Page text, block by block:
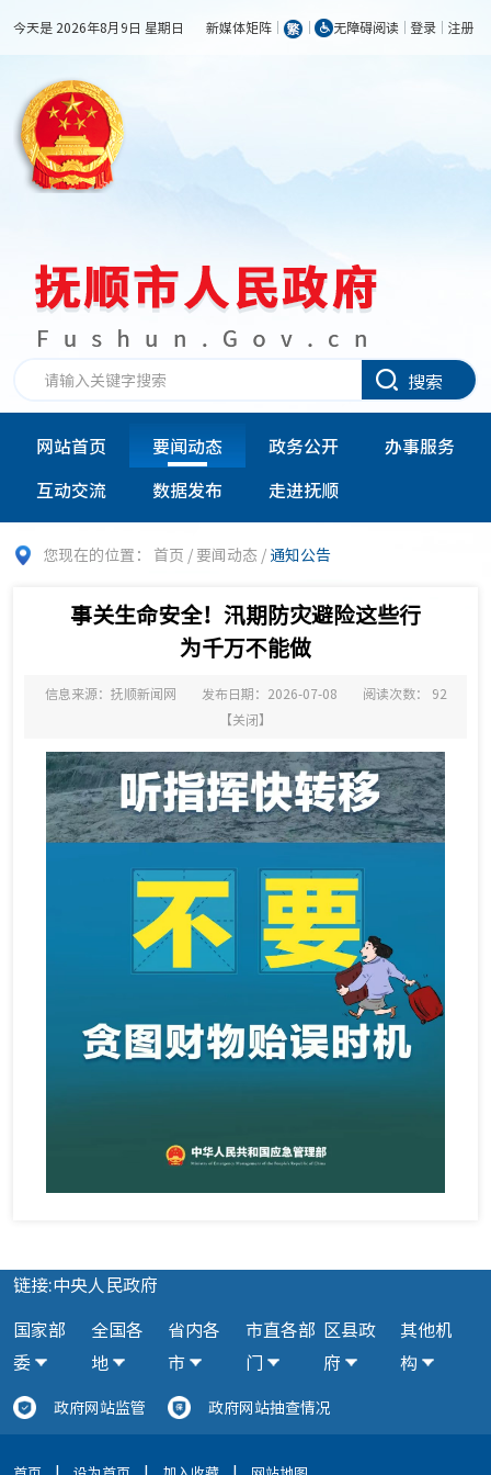
今天是 2026年8月9日 星期日 新媒体矩阵 无障碍阅读 登录 注册
搜索
网站首页 要闻动态 政务公开
办事服务
互动交流
数据发布 走进抚顺
您现在的位置： 首页 / 要闻动态 / 通知公告
事关生命安全！汛期防灾避险这些行
为千万不能做
信息来源：抚顺新闻网 发布日期：2026-07-08 阅读次数： 92
【关闭】
链接:中央人民政府
国家部
委
全国各
地
省内各
市
市直各部
门
区县政
府
其他机
构
政府网站监管 政府网站抽查情况